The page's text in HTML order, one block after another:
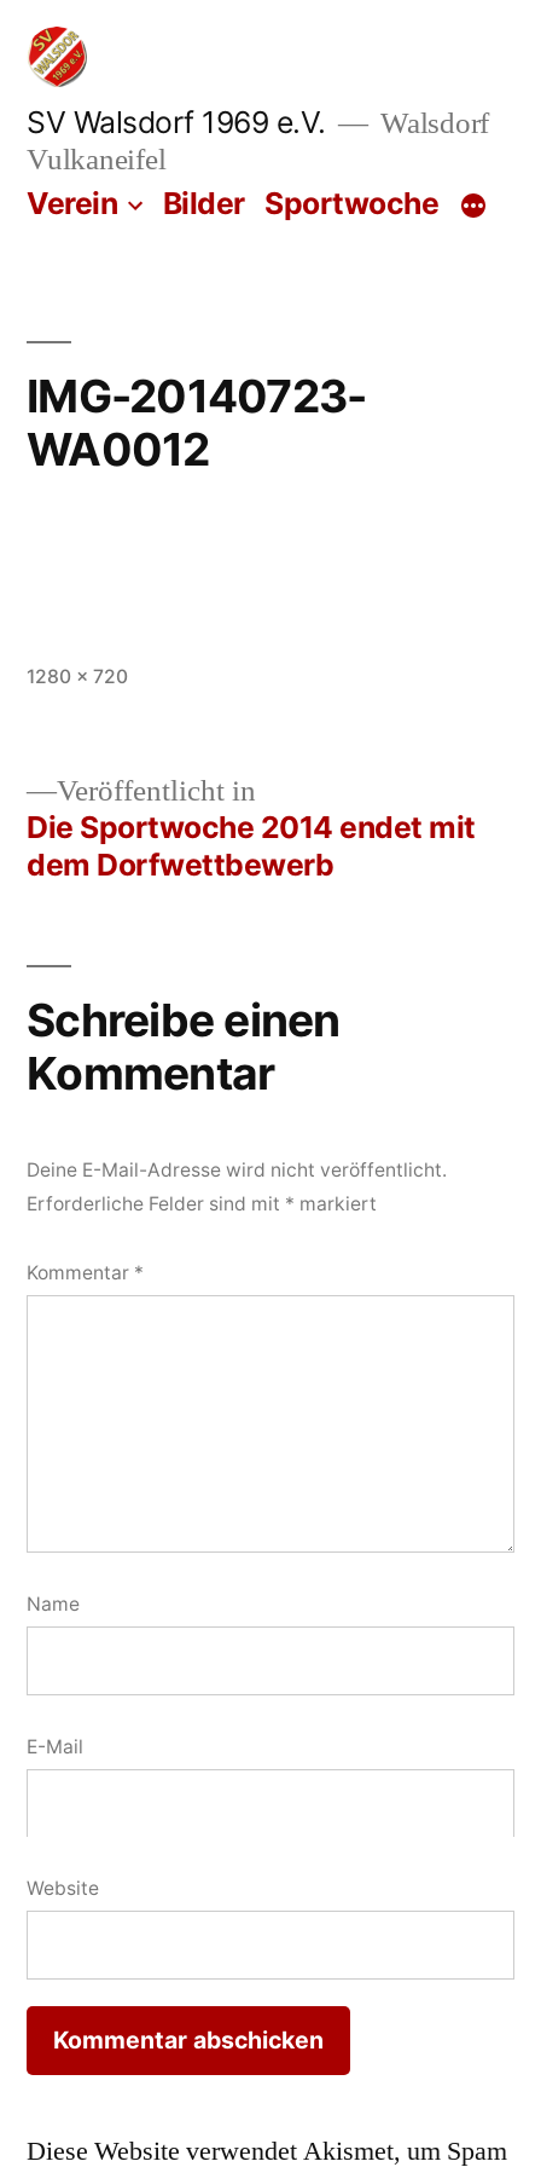
Zum
Inhalt
springen
SV Walsdorf 1969 e.V.
Walsdorf
Vulkaneifel
Verein Bilder Sportwoche
IMG-20140723-
WA0012
Vollständige
1280 × 720
Beitrags-
Veröffentlicht in
Die Sportwoche 2014 endet mit
dem Dorfwettbewerb
Schreibe einen
Kommentar
Deine E-Mail-Adresse wird nicht veröffentlicht.
Erforderliche Felder sind mit * markiert
Kommentar *
Name
E-Mail
Website
Diese Website verwendet Akismet, um Spam